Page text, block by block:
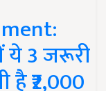
ये 3 जरूरी
₹2,000